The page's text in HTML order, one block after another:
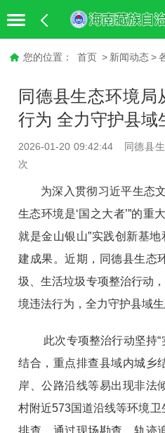
您的位置： 首页 > 新闻动态 >
同德县生态环境局
行为 全力守护县域
2026-01-20 09:42:44 同德县
次
为深入贯彻习近平生态
生态环境是‘国之大者’”的重
就是金山银山”实践创新基地
建 成果。近期， 同德县生态
圾、生活垃圾专项整治行动
境违法行为，全力守护县域生
此次专项整治行动坚持
结合，重点排查县域内城乡
岸、公路沿线等易出现非法
村附近573国道沿线等环境卫
排查。通过现场勘查、轨迹